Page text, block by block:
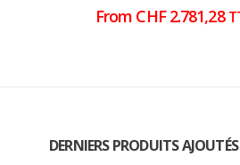
From CHF2.781,28
DERNIERS PRODUITS AJOUTÉS